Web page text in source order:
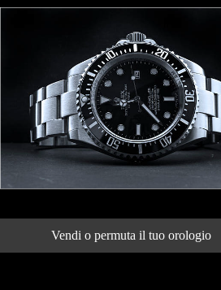
Vendi o permuta il tuo orologio